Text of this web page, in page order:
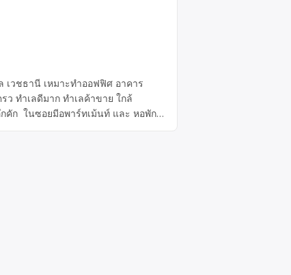
เวชธานี เหมาะทำออฟฟิศ อาคาร
ทำเลดีมาก ทำเลค้าขาย ใกล้
คัก ในซอยมีอพาร์ทเม้นท์ และ หอพัก